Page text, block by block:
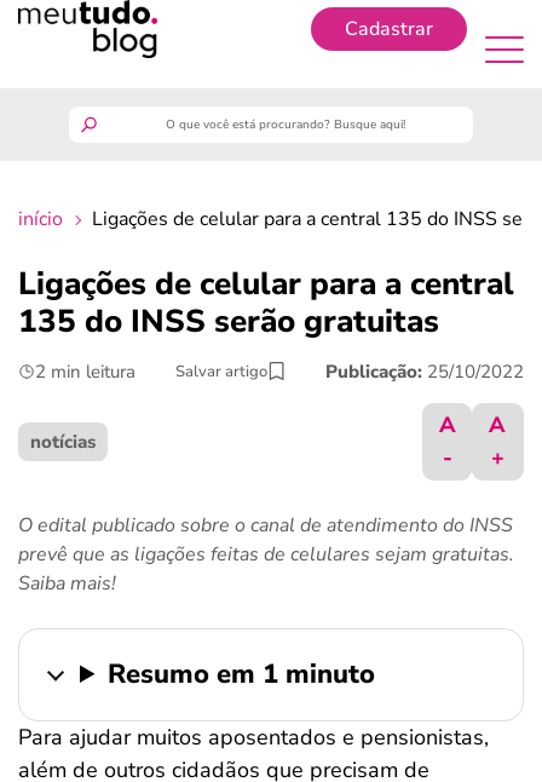
Cadastrar
finanças
benefícios
crédito fácil
ferramentas
início Ligações de celular para a central 135 do INSS
Ligações de celular para a central
135 do INSS serão gratuitas
2 min leitura Salvar artigo Publicação: 25/10/2022
notícias
A
-
A
+
O edital publicado sobre o canal de atendimento do INSS
prevê que as ligações feitas de celulares sejam gratuitas.
Saiba mais!
Resumo em 1 minuto
Para ajudar muitos aposentados e pensionistas,
além de outros cidadãos que precisam de